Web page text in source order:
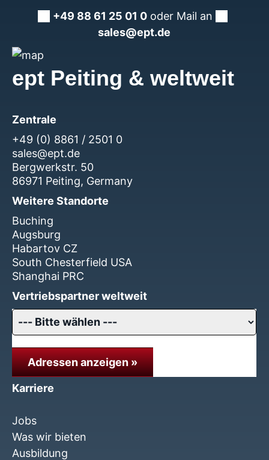
+49 88 61 25 01 0 oder Mail an
sales@ept.de
ept Peiting & weltweit
Zentrale
+49 (0) 8861 / 2501 0
sales@ept.de
Bergwerkstr. 50
86971 Peiting, Germany
Weitere Standorte
Buching
Augsburg
Habartov CZ
South Chesterfield USA
Shanghai PRC
Vertriebspartner weltweit
Adressen anzeigen »
Karriere
Jobs
Was wir bieten
Ausbildung